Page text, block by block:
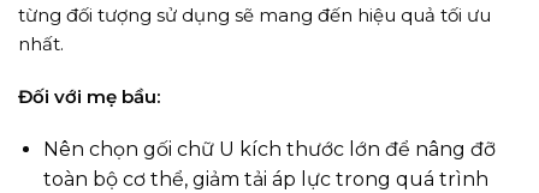
từng đối tượng sử dụng sẽ mang đến hiệu quả tối ưu
nhất.
Đối với mẹ bầu:
Nên chọn gối chữ U kích thước lớn để nâng đỡ
toàn bộ cơ thể, giảm tải áp lực trong quá trình